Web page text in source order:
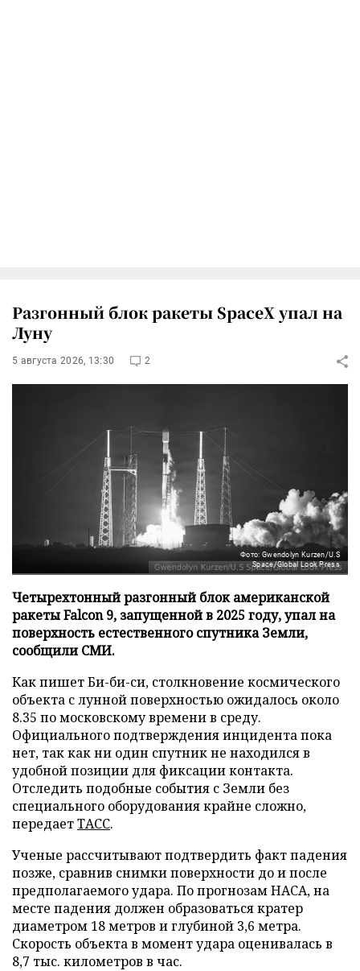
Разгонный блок ракеты SpaceX упал на
Луну
5 августа 2026, 13:30 2
Фото: Gwendolyn Kurzen/U.S
Space/Global Look Press
Четырехтонный разгонный блок американской
ракеты Falcon 9, запущенной в 2025 году, упал на
поверхность естественного спутника Земли,
сообщили СМИ.
Как пишет Би-би-си, столкновение космического
объекта с лунной поверхностью ожидалось около
8.35 по московскому времени в среду.
Официального подтверждения инцидента пока
нет, так как ни один спутник не находился в
удобной позиции для фиксации контакта.
Отследить подобные события с Земли без
специального оборудования крайне сложно,
передаетТАСС.
Ученые рассчитывают подтвердить факт падения
позже, сравнив снимки поверхности до и после
предполагаемого удара. По прогнозам НАСА, на
месте падения должен образоваться кратер
диаметром 18 метров и глубиной 3,6 метра.
Скорость объекта в момент удара оценивалась в
8,7 тыс. километров в час.